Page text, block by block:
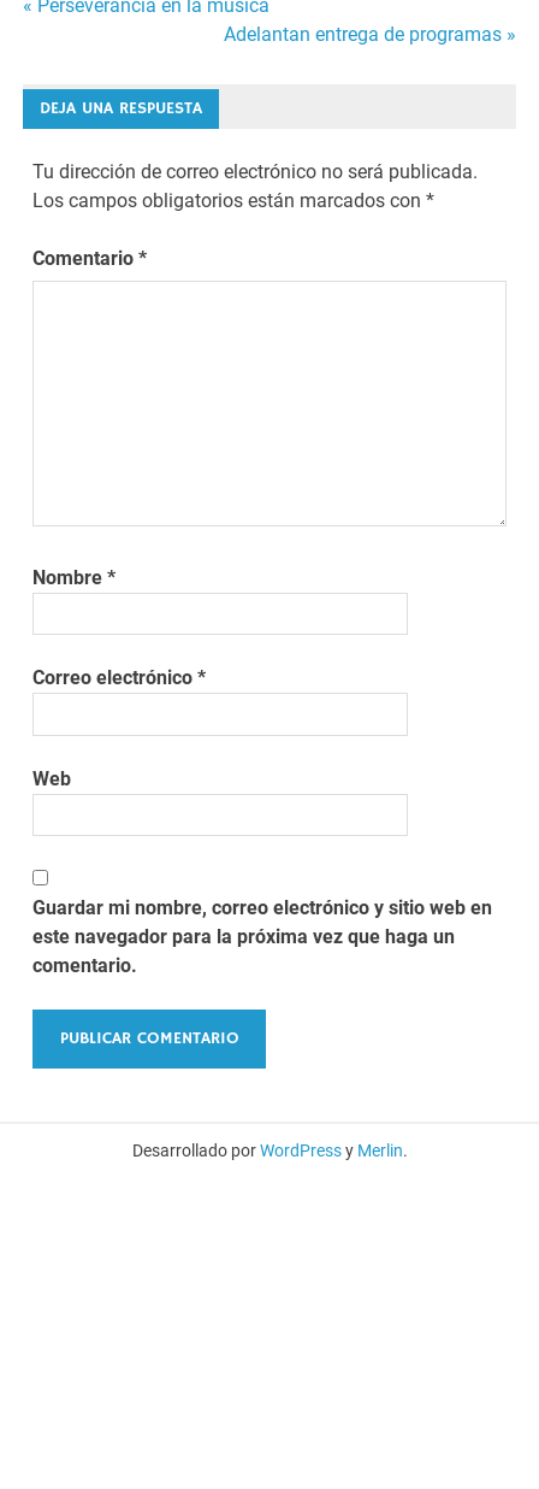
Navegación
entradas
« Perseverancia en la música
Adelantan entrega de programas »
DEJA UNA RESPUESTA
Tu dirección de correo electrónico no será publicada.
Los campos obligatorios están marcados con*
Comentario*
Nombre*
Correo electrónico*
Web
Guardar mi nombre, correo electrónico y sitio web en
este navegador para la próxima vez que haga un
comentario.
Desarrollado porWordPressy Merlin.